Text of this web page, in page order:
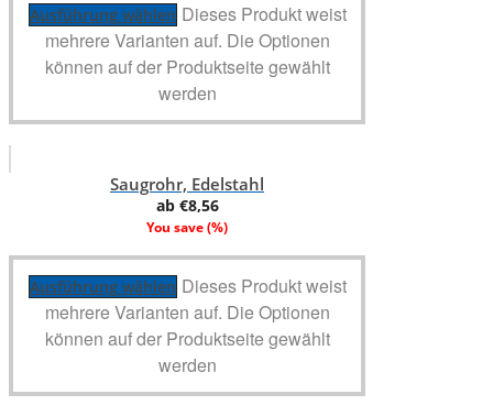
Ausführung wählen Dieses Produkt weist
mehrere Varianten auf. Die Optionen
können auf der Produktseite gewählt
werden
Saugrohr, Edelstahl
ab €8,56
You save (%)
Ausführung wählen Dieses Produkt weist
mehrere Varianten auf. Die Optionen
können auf der Produktseite gewählt
werden